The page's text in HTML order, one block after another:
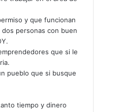
y que funcionan
personas con buen
que si le
pueblo que si busque
tiempo y dinero